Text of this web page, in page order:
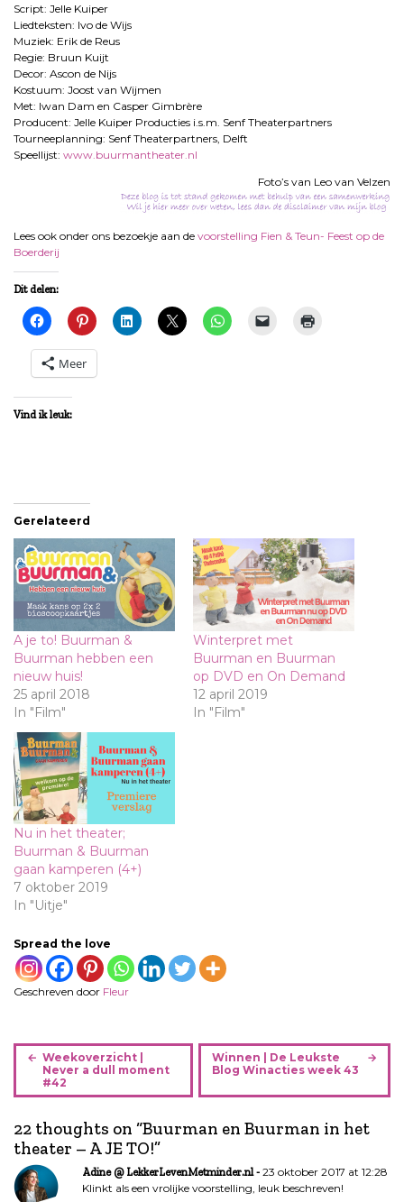
Script: Jelle Kuiper
Liedteksten: Ivo de Wijs
Muziek: Erik de Reus
Regie: Bruun Kuijt
Decor: Ascon de Nijs
Kostuum: Joost van Wijmen
Met: Iwan Dam en Casper Gimbrère
Producent: Jelle Kuiper Producties i.s.m. Senf Theaterpartners
Tourneeplanning: Senf Theaterpartners, Delft
Speellijst: www.buurmantheater.nl
Foto’s van Leo van Velzen
Lees ook onder ons bezoekje aan de voorstelling Fien & Teun- Feest op de
Boerderij
Dit delen:
Meer
Vind ik leuk:
Gerelateerd
A je to! Buurman &
Buurman hebben een
nieuw huis!
25 april 2018
In "Film"
Winterpret met
Buurman en Buurman
op DVD en On Demand
12 april 2019
In "Film"
Nu in het theater;
Buurman & Buurman
gaan kamperen (4+)
7 oktober 2019
In "Uitje"
Spread the love
Geschreven door Fleur
B
r
c
h
t
n
Weekoverzicht |
Never a dull moment
#42
Winnen | De Leukste
Blog Winacties week 43
22 thoughts on “Buurman en Buurman in het
theater – A JE TO!”
Adine @ LekkerLevenMetminder.nl
23 oktober 2017 at 12:28
Klinkt als een vrolijke voorstelling, leuk beschreven!